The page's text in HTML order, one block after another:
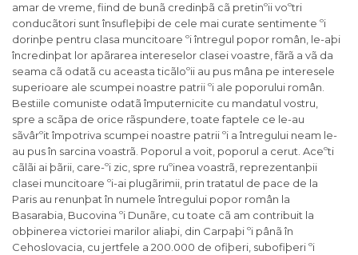
amar de vreme, fiind de bunã credinþã cã pretinºii voºtri
conducãtori sunt însufleþiþi de cele mai curate sentimente ºi
dorinþe pentru clasa muncitoare ºi întregul popor român, le-aþi
încredinþat lor apãrarea intereselor clasei voastre, fãrã a vã da
seama cã odatã cu aceasta ticãloºii au pus mâna pe interesele
superioare ale scumpei noastre patrii ºi ale poporului român.
Bestiile comuniste odatã împuternicite cu mandatul vostru,
spre a scãpa de orice rãspundere, toate faptele ce le-au
sãvârºit împotriva scumpei noastre patrii ºi a întregului neam le-
au pus în sarcina voastrã. Poporul a voit, poporul a cerut. Aceºti
cãlãi ai þãrii, care-ºi zic, spre ruºinea voastrã, reprezentanþii
clasei muncitoare ºi-ai plugãrimii, prin tratatul de pace de la
Paris au renunþat în numele întregului popor român la
Basarabia, Bucovina ºi Dunãre, cu toate cã am contribuit la
obþinerea victoriei marilor aliaþi, din Carpaþi ºi pânã în
Cehoslovacia, cu jertfele a 200.000 de ofiþeri, subofiþeri ºi